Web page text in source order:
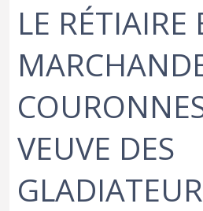
‎LE RÉTIAIRE
VEUVE DES